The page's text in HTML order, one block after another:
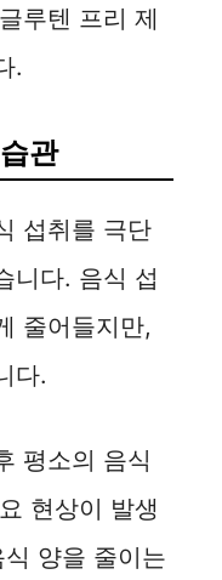
루텐 프리 제
.
관
섭취를 극단
니다. 음식 섭
줄어들지만,
다.
평소의 음식
현상이 발생
양을 줄이는